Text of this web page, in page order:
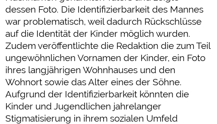
dessen Foto. Die Identifizierbarkeit des Mannes
war problematisch, weil dadurch Rückschlüsse
auf die Identität der Kinder möglich wurden.
Zudem veröffentlichte die Redaktion die zum Teil
ungewöhnlichen Vornamen der Kinder, ein Foto
ihres langjährigen Wohnhauses und den
Wohnort sowie das Alter eines der Söhne.
Aufgrund der Identifizierbarkeit könnten die
Kinder und Jugendlichen jahrelanger
Stigmatisierung in ihrem sozialen Umfeld